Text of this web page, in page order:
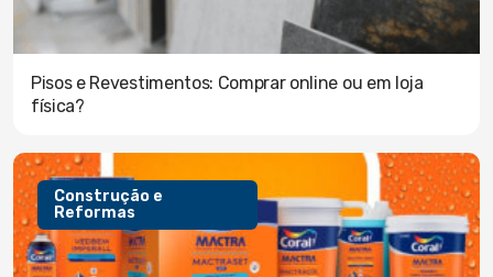
Pisos e Revestimentos: Comprar online ou em loja
física?
Construção e
Reformas